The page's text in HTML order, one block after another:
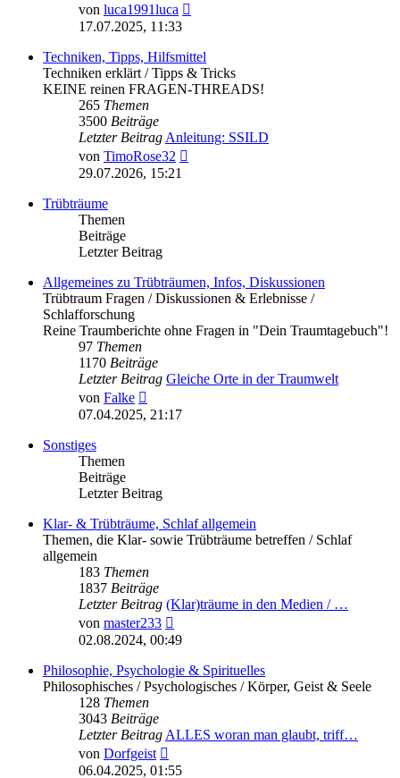
von luca1991luca
17.07.2025, 11:33
Techniken, Tipps, Hilfsmittel
Techniken erklärt / Tipps & Tricks
KEINE reinen FRAGEN-THREADS!
265 Themen
3500 Beiträge
Letzter BeitragAnleitung: SSILD
von TimoRose32
29.07.2026, 15:21
Trübträume
Themen
Beiträge
Letzter Beitrag
Allgemeines zu Trübträumen, Infos, Diskussionen
Trübtraum Fragen / Diskussionen & Erlebnisse /
Schlafforschung
Reine Traumberichte ohne Fragen in "Dein Traumtagebuch"!
97 Themen
1170 Beiträge
Letzter Beitrag Gleiche Orte in der Traumwelt
von Falke
Beitrag
07.04.2025, 21:17
Sonstiges
Themen
Beiträge
Letzter Beitrag
Klar- & Trübträume, Schlaf allgemein
Themen, die Klar- sowie Trübträume betreffen / Schlaf
allgemein
183 Themen
1837 Beiträge
Letzter Beitrag (Klar)träume in den Medien / …
von master233
Beitrag
02.08.2024, 00:49
Philosophie, Psychologie & Spirituelles
Philosophisches / Psychologisches / Körper, Geist & Seele
128 Themen
3043 Beiträge
Letzter BeitragALLES woran man glaubt, triff…
von Dorfgeist
Beitrag
06.04.2025, 01:55